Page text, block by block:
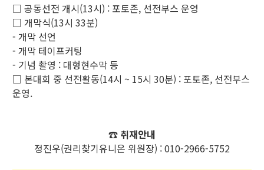
□ 공동선전 개시(13시) : 포토존, 선전부스 운영
□ 개막식(13시 33분)
- 개막 선언
- 개막 테이프커팅
- 기념 촬영 : 대형현수막 등
□ 본대회 중 선전활동(14시 ~ 15시 30분) : 포토존, 선전부스
운영.
☎ 취재안내
정진우(권리찾기유니온 위원장) : 010-2966-5752